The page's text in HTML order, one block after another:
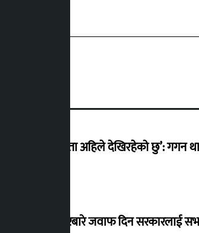
अराजकता अहिले देखिरहेको छु’: गगन
ट्रमा सेन्टरबारे जवाफ दिन सरकारलाई